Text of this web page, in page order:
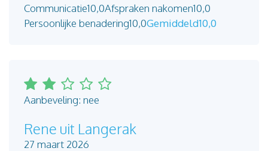
Communicatie10,0Afspraken nakomen10,0
Persoonlijke benadering10,0Gemiddeld10,0
Aanbeveling: nee
Rene uit Langerak
27 maart 2026